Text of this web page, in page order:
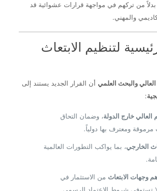
بدلاً من تركهم في مواجهة قرارات عشوائية قد
والمهني.
لتنظيم الابتعاث
العالي والبحث العلمي أن القرار الجديد يستند إلى
:
خارج الدولة، وضمان التحاق
مرموقة ومعترف بها دولياً.
الخارجي، بما يواكب التطورات العالمية
وجهات الابتعاث من الاستثمار في